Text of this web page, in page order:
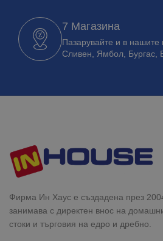
7 Магазина
Пазарувайте и в нашите
Сливен, Ямбол, Бургас,
Фирма Ин Хаус е създадена през
занимава с директен внос на
стоки и търговия на едро и дребно.